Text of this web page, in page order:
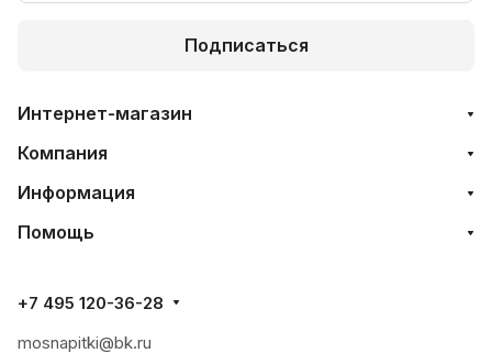
Подписаться
Интернет-магазин
Компания
Информация
Помощь
+7 495 120-36-28
mosnapitki@bk.ru